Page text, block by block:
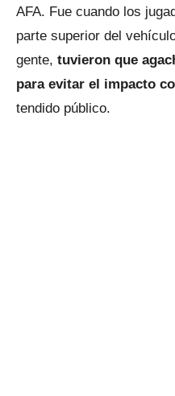
AFA. Fue cuando los
parte superior del
gente, tuvieron que
para evitar el impacto
tendido público.